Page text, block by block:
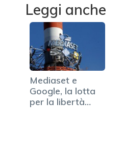
Leggi anche
Mediaset e
Google, la lotta
per la libertà